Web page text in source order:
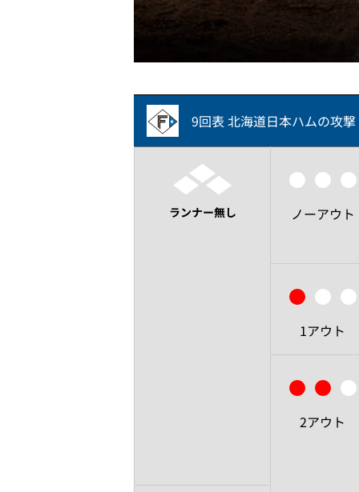
9回表 北海道日本ハムの攻撃
ランナー無し ノーアウト
1アウト
2アウト